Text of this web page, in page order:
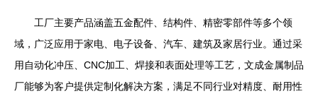
工厂主要产品涵盖五金配件、结构件、精密零部件等多个领
域，广泛应用于家电、电子设备、汽车、建筑及家居行业。通过采
用自动化冲压、CNC加工、焊接和表面处理等工艺，文成金属制品
厂能够为客户提供定制化解决方案，满足不同行业对精度、耐用性